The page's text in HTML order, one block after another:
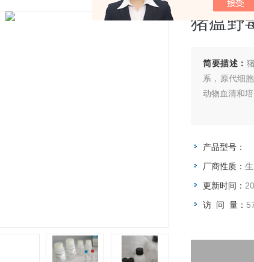
猪瘟野
简要描述：
系，原代细
动物血清和
产品型号：
厂商性质：
更新时间：
访 问 量：